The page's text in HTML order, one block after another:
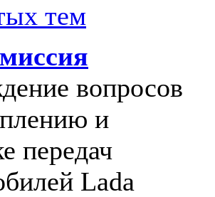
тем
вопросов
и
передач
Lada